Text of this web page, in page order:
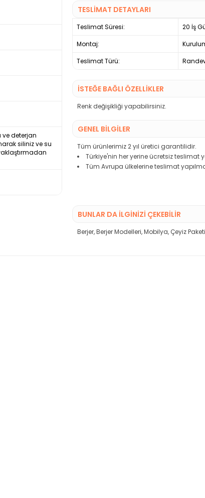
ve deterjan
siliniz ve su
TESLİMAT DETAYLARI
Teslimat Süresi:
20 İş
Montaj:
Teslimat Türü:
İSTEĞE BAĞLI ÖZELLİKLER
Renk değişikliği yapabilirsiniz.
GENEL BİLGİLER
Tüm ürünlerimiz 2 yıl üretici garantilidir.
Türkiye'nin her yerine ücretsiz teslimat
Tüm Avrupa ülkelerine teslimat
BUNLAR DA İLGINIZI ÇEKEBILIR
Berjer,Berjer Modelleri,Mobilya, Çeyiz